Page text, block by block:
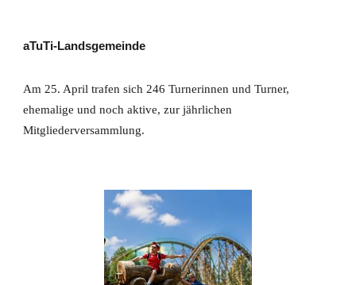
aTuTi-Landsgemeinde
Am 25. April trafen sich 246 Turnerinnen und Turner,
ehemalige und noch aktive, zur jährlichen
Mitgliederversammlung.